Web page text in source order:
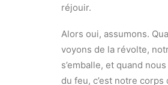
réjouir.
Alors oui, assumons.
voyons de la révolte,
s’emballe, et quand
du feu, c’est notre corps